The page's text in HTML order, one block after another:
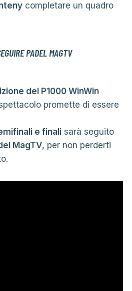
completare un quadro
PADEL MAGTV
del P1000 WinWin
promette di essere
e finalisarà seguito
MagTV, per non perderti